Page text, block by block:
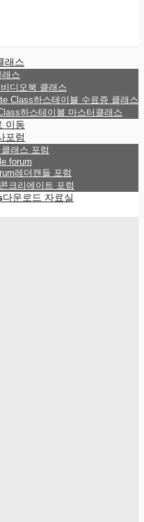
래스
스
비디오북 클래스
Class하스테이블 수료증 클래스
하스테이블 마스터클래스
이동
포럼
래스 포럼
forum
레더캔들 포럼
콘크리에이트 포럼
다운로드 자료실